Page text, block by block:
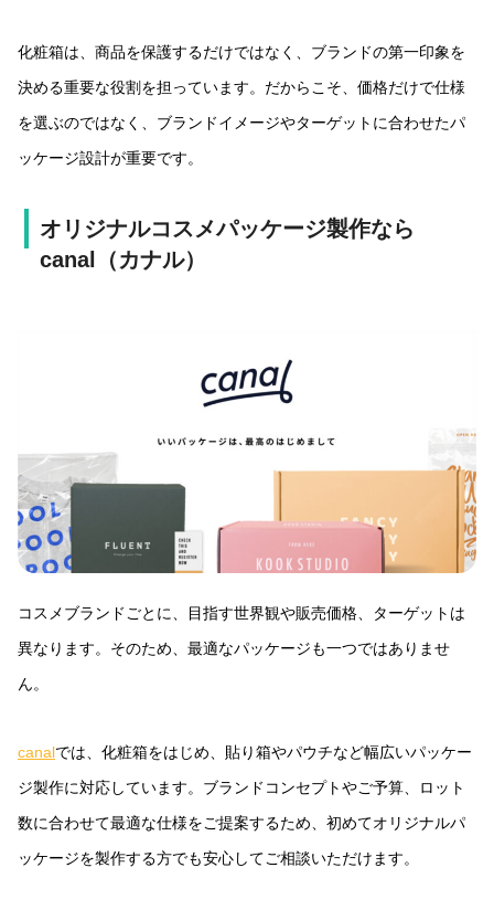
化粧箱は、商品を保護するだけではなく、ブランドの第一印象を
決める重要な役割を担っています。だからこそ、価格だけで仕様
を選ぶのではなく、ブランドイメージやターゲットに合わせたパ
ッケージ設計が重要です。
オリジナルコスメパッケージ製作なら
canal
（カナル）
コスメブランドごとに、目指す世界観や販売価格、ターゲットは
異なります。そのため、最適なパッケージも一つではありませ
ん。
canalでは、化粧箱をはじめ、貼り箱やパウチなど幅広いパッケー
ジ製作に対応しています。ブランドコンセプトやご予算、ロット
数に合わせて最適な仕様をご提案するため、初めてオリジナルパ
ッケージを製作する方でも安心してご相談いただけます。